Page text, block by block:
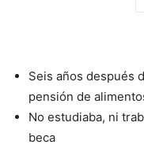
Seis años después
pensión de
No estudiaba, ni
beca